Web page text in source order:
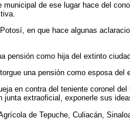
de ese lugar hace del
en que hace algunas
como hija del extinto
una pensión como esposa
en contra del teniente coronel
extraoficial, exponerle sus
de Tepuche, Culiacán,